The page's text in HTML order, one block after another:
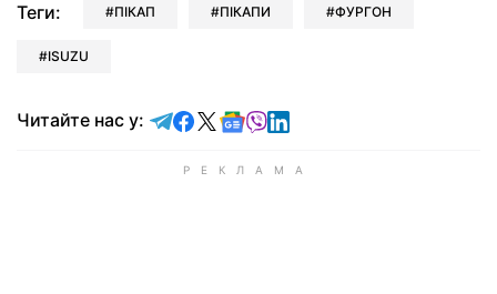
Теги: ПІКАП ПІКАПИ ФУРГОН
ISUZU
Читайте нас у: Читайте у Telegram
Читайте у Facebook
Читайте у X
Читайте у Google news
Читайте у Viber
Читайте у LinkedIn